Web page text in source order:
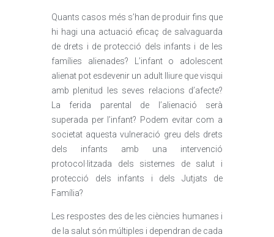
Quants casos més s’han de produir fins que
hi hagi una actuació eficaç de salvaguarda
de drets i de protecció dels infants i de les
famílies alienades? L’infant o adolescent
alienat pot esdevenir un adult lliure que visqui
amb plenitud les seves relacions d’afecte?
La ferida parental de l’alienació serà
superada per l’infant? Podem evitar com a
societat aquesta vulneració greu dels drets
dels infants amb una intervenció
protocol·litzada dels sistemes de salut i
protecció dels infants i dels Jutjats de
Família?
Les respostes des de les ciències humanes i
de la salut són múltiples i dependran de cada